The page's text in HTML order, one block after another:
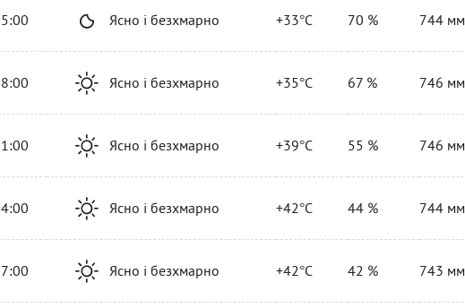
Ясно і безхмарно +33°C 70 % 744 мм
Ясно і безхмарно +35°C 67 % 746 мм
Ясно і безхмарно +39°C 55 % 746 мм
Ясно і безхмарно +42°C 44 % 744 мм
Ясно і безхмарно +42°C 42 % 743 мм